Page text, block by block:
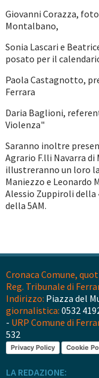
Giovanni Corazza,
Montalbano,
Sonia Lascari e
posato per il
Paola Castagnotto,
Ferrara
Daria Baglioni,
Violenza"
Saranno inoltre
Agrario F.lli Navarra
illustreranno un loro
Maniezzo e Leonardo
Alessio Zuppiroli della
della 5AM.
Cronaca Comune,
Reg. Tribunale di
Indirizzo: Piazza del
giornalistica: 0532
- URP Comune di
532
Privacy Policy Cookie
LA REDAZIONE: